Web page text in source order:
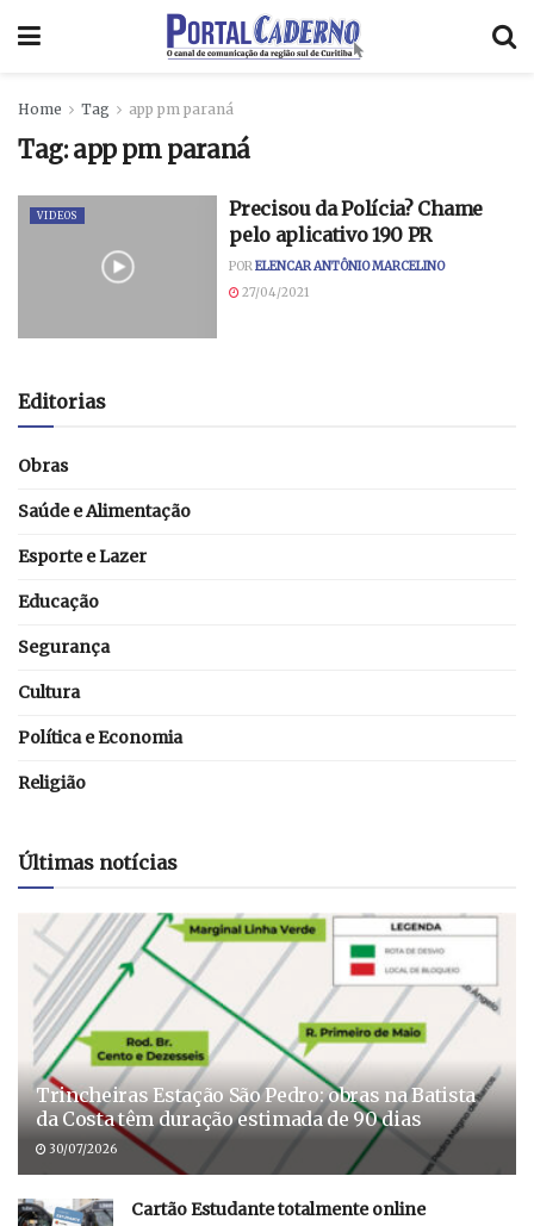
Home Tag app pm paraná
Tag: app pm paraná
VIDEOS
Precisou da Polícia? Chame
pelo aplicativo 190 PR
PORELENCAR ANTÔNIO MARCELINO
27/04/2021
Editorias
Obras
Saúde e Alimentação
Esporte e Lazer
Educação
Segurança
Cultura
Política e Economia
Religião
Últimas notícias
Trincheiras Estação São Pedro: obras na Batista
da Costa têm duração estimada de 90 dias
30/07/2026
Cartão Estudante totalmente online